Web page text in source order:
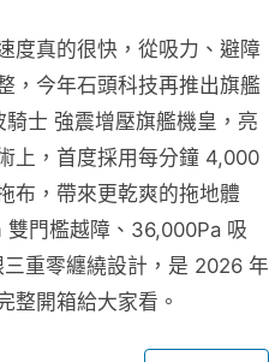
度真的很快，從吸力、避障
，今年石頭科技再推出旗艦
士 強震增壓旗艦機皇，亮
上，首度採用每分鐘 4,000
布，帶來更乾爽的拖地體
門檻越障、36,000Pa 吸
重零纏繞設計，是 2026 年
整開箱給大家看。